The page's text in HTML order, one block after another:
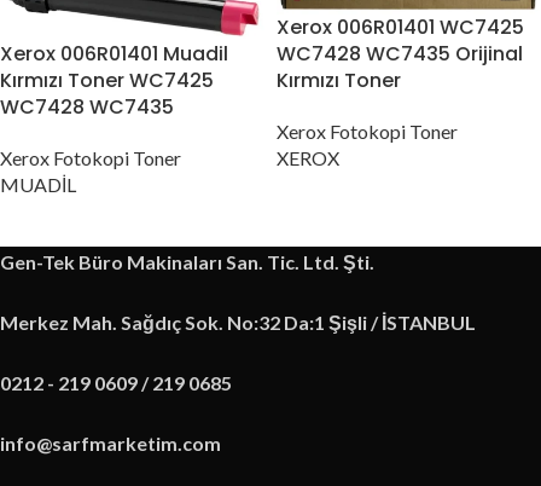
Xerox 006R01401 Muadil
Kırmızı Toner WC7425
WC7428 WC7435
Xerox Fotokopi Toner
MUADİL
Xerox 006R01401 WC7425
WC7428 WC7435 Orijinal
Kırmızı Toner
Xerox Fotokopi Toner
XEROX
Gen-Tek Büro Makinaları San. Tic. Ltd. Şti.
Merkez Mah. Sağdıç Sok. No:32 Da:1 Şişli / İSTANBUL
0212 - 219 0609 / 219 0685
info@sarfmarketim.com